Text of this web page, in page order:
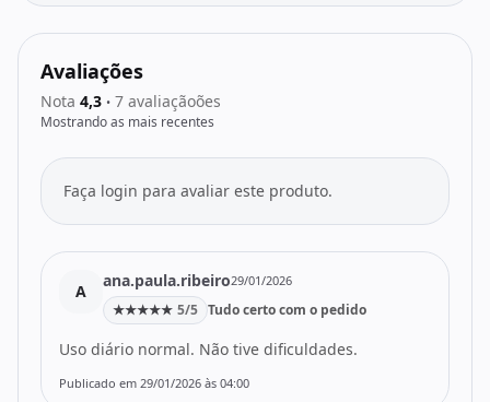
Avaliações
Nota 4,3 • 7 avaliaçãoões
Mostrando as mais recentes
Faça login para avaliar este produto.
A
ana.paula.ribeiro29/01/2026
★★★★★ 5/5 Tudo certo com o pedido
Uso diário normal. Não tive dificuldades.
Publicado em 29/01/2026 às 04:00